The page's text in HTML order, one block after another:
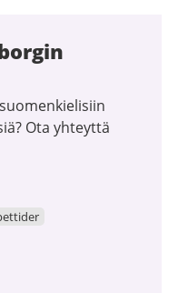
Ota yhteyttä